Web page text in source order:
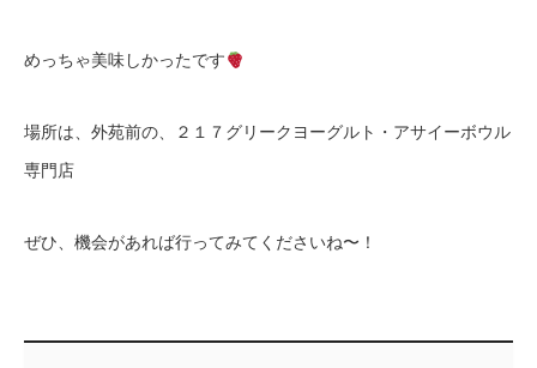
めっちゃ美味しかったです
場所は、外苑前の、２１７グリークヨーグルト・アサイーボウル
専門店
ぜひ、機会があれば行ってみてくださいね〜！